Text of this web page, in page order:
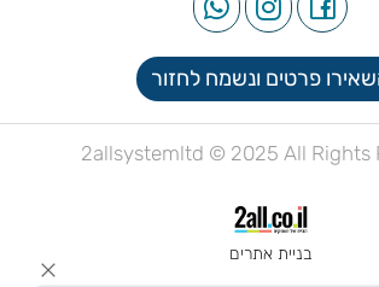
פרטים ונשמח לחזור
2allsystemltd © 2025 All Rights
בניית אתרים